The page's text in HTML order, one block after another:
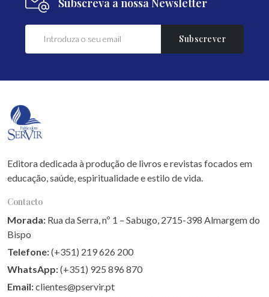
Subscreva a nossa Newsletter
Subscrever
Editora dedicada à produção de livros e revistas focados em
educação, saúde, espiritualidade e estilo de vida.
Contacto
Morada: Rua da Serra, nº 1 – Sabugo, 2715-398 Almargem do
Bispo
Telefone:(+351) 219 626 200
WhatsApp:(+351) 925 896 870
Email:clientes@pservir.pt